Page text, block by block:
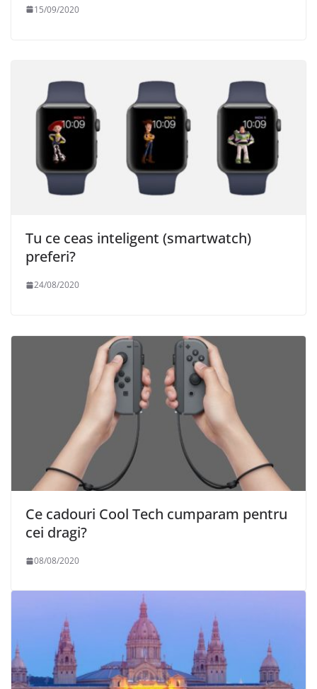
15/09/2020
Tu ce ceas inteligent (smartwatch)
preferi?
24/08/2020
Ce cadouri Cool Tech cumparam pentru
cei dragi?
08/08/2020